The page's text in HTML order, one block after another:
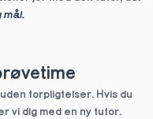
mål.
forpligtelser. Hvis du
vi dig med en ny tutor.